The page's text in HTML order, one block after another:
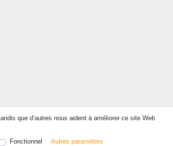
que d’autres nous aident à améliorer ce site Web
Fonctionnel Autres paramètres